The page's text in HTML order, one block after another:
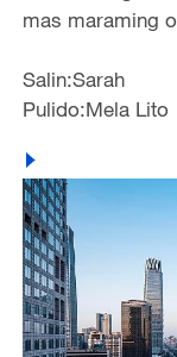
mas maraming
Salin:Sarah
Pulido:Mela Lito